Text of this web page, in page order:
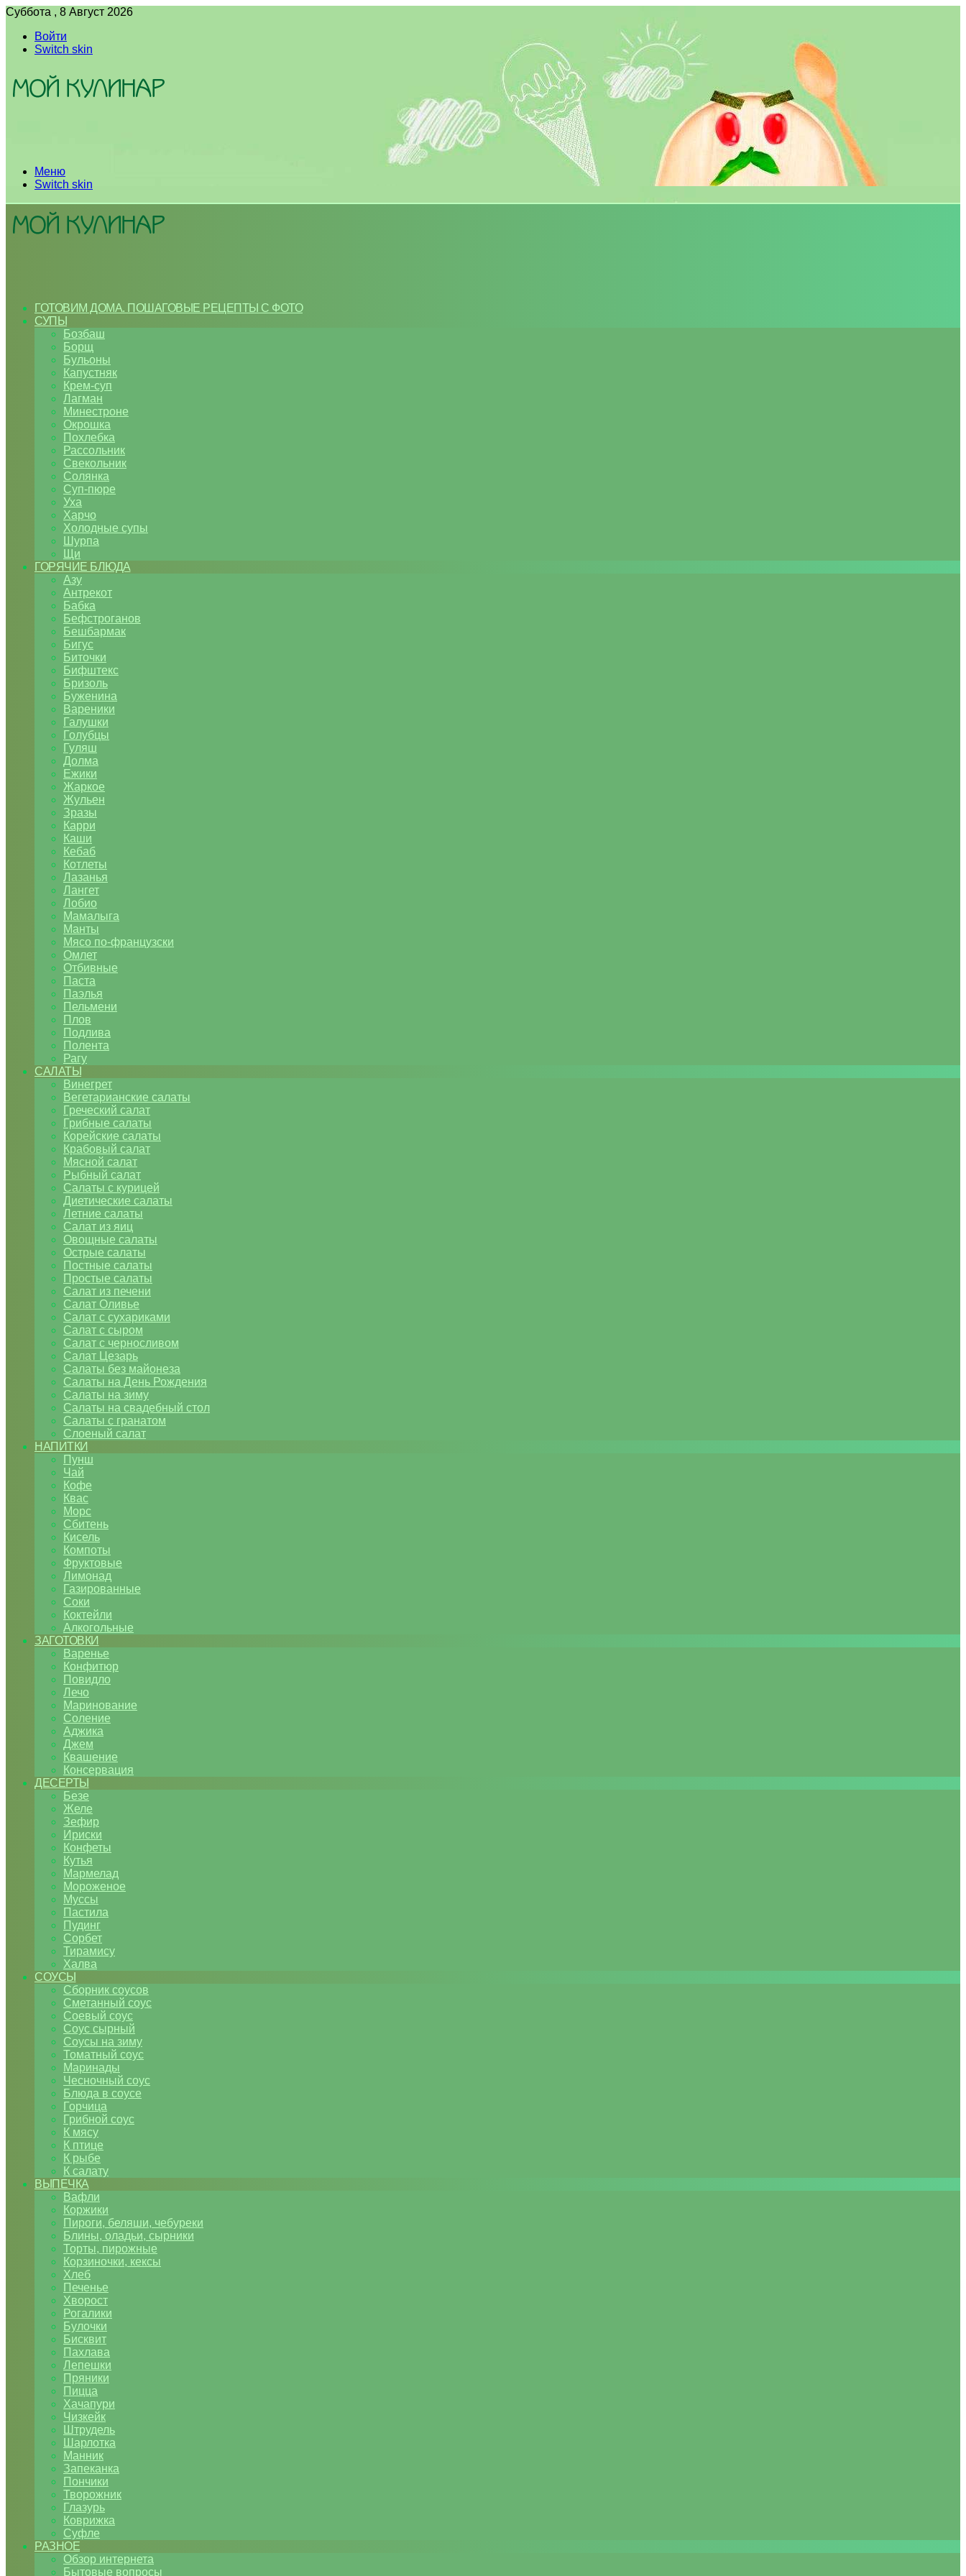
Суббота , 8 Август 2026
Войти
Switch skin
Меню
Switch skin
ГОТОВИМ ДОМА. ПОШАГОВЫЕ РЕЦЕПТЫ С ФОТО
СУПЫ
Бозбаш
Борщ
Бульоны
Капустняк
Крем-суп
Лагман
Минестроне
Окрошка
Похлебка
Рассольник
Свекольник
Солянка
Суп-пюре
Уха
Харчо
Холодные супы
Шурпа
Щи
ГОРЯЧИЕ БЛЮДА
Азу
Антрекот
Бабка
Бефстроганов
Бешбармак
Бигус
Биточки
Бифштекс
Бризоль
Буженина
Вареники
Галушки
Голубцы
Гуляш
Долма
Ежики
Жаркое
Жульен
Зразы
Карри
Каши
Кебаб
Котлеты
Лазанья
Лангет
Лобио
Мамалыга
Манты
Мясо по-французски
Омлет
Отбивные
Паста
Паэлья
Пельмени
Плов
Подлива
Полента
Рагу
САЛАТЫ
Винегрет
Вегетарианские салаты
Греческий салат
Грибные салаты
Корейские салаты
Крабовый салат
Мясной салат
Рыбный салат
Салаты с курицей
Диетические салаты
Летние салаты
Салат из яиц
Овощные салаты
Острые салаты
Постные салаты
Простые салаты
Салат из печени
Салат Оливье
Салат с сухариками
Салат с сыром
Салат с черносливом
Салат Цезарь
Салаты без майонеза
Салаты на День Рождения
Салаты на зиму
Салаты на свадебный стол
Салаты с гранатом
Слоеный салат
НАПИТКИ
Пунш
Чай
Кофе
Квас
Морс
Сбитень
Кисель
Компоты
Фруктовые
Лимонад
Газированные
Соки
Коктейли
Алкогольные
ЗАГОТОВКИ
Варенье
Конфитюр
Повидло
Лечо
Маринование
Соление
Аджика
Джем
Квашение
Консервация
ДЕСЕРТЫ
Безе
Желе
Зефир
Ириски
Конфеты
Кутья
Мармелад
Мороженое
Муссы
Пастила
Пудинг
Сорбет
Тирамису
Халва
СОУСЫ
Сборник соусов
Сметанный соус
Соевый соус
Соус сырный
Соусы на зиму
Томатный соус
Маринады
Чесночный соус
Блюда в соусе
Горчица
Грибной соус
К мясу
К птице
К рыбе
К салату
ВЫПЕЧКА
Вафли
Коржики
Пироги, беляши, чебуреки
Блины, оладьи, сырники
Торты, пирожные
Корзиночки, кексы
Хлеб
Печенье
Хворост
Рогалики
Булочки
Бисквит
Пахлава
Лепешки
Пряники
Пицца
Хачапури
Чизкейк
Штрудель
Шарлотка
Манник
Запеканка
Пончики
Творожник
Глазурь
Коврижка
Суфле
РАЗНОЕ
Обзор интернета
Бытовые вопросы